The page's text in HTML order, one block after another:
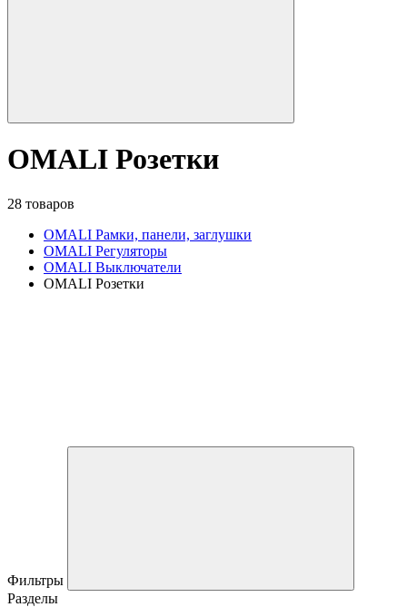
OMALI Розетки
28 товаров
OMALI Рамки, панели, заглушки
OMALI Регуляторы
OMALI Выключатели
OMALI Розетки
Фильтры
Разделы